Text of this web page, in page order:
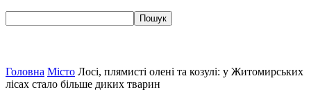
Головна Місто Лосі, плямисті олені та козулі: у Житомирських
лісах стало більше диких тварин